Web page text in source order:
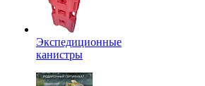
Экспедиционные
канистры